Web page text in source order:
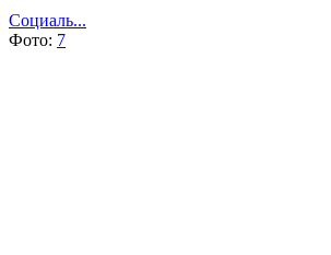
Социаль...
Фото: 7